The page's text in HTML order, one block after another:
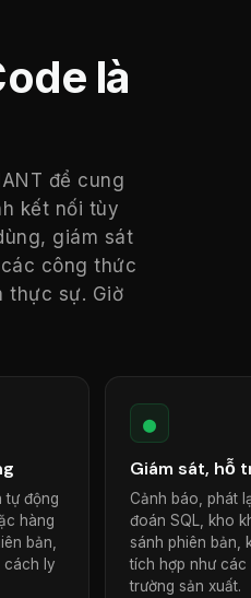
là
để cung
kết nối tùy
giám sát
công thức
thực sự. Giờ
tự động
hàng
bản,
cách ly
●
Giám sát, hỗ
Cảnh báo, phát
đoán SQL, kho
sánh phiên bản,
tích hợp như các
trường sản xuất.